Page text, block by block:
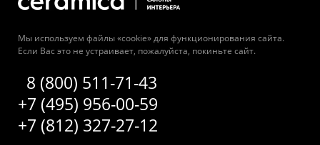
Мы используем файлы «cookie» для функционирования сайта.
Если Вас это не устраивает, пожалуйста, покиньте сайт.
8 (800) 511-71-43
+7 (495) 956-00-59
+7 (812) 327-27-12